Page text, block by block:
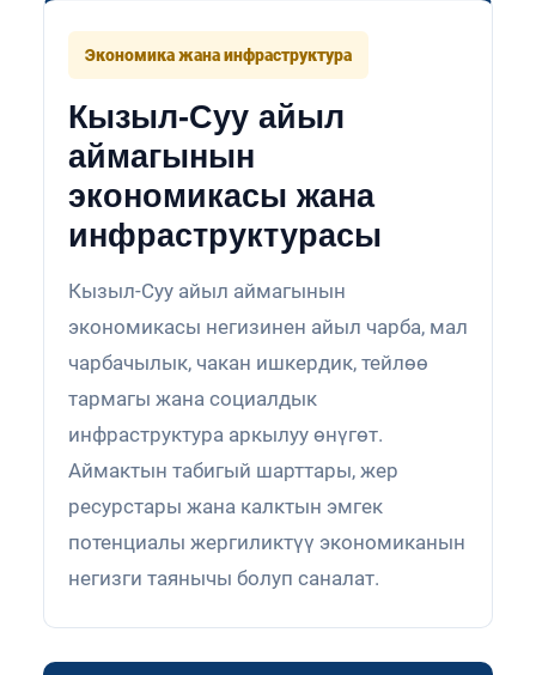
Экономика жана инфраструктура
Кызыл-Суу айыл
аймагынын
экономикасы жана
инфраструктурасы
Кызыл-Суу айыл аймагынын
экономикасы негизинен айыл чарба, мал
чарбачылык, чакан ишкердик, тейлөө
тармагы жана социалдык
инфраструктура аркылуу өнүгөт.
Аймактын табигый шарттары, жер
ресурстары жана калктын эмгек
потенциалы жергиликтүү экономиканын
негизги таянычы болуп саналат.